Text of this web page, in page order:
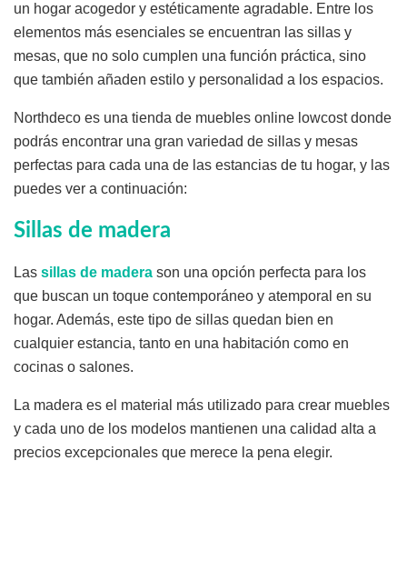
un hogar acogedor y estéticamente agradable. Entre los
elementos más esenciales se encuentran las sillas y
mesas, que no solo cumplen una función práctica, sino
que también añaden estilo y personalidad a los espacios.
Northdeco es una tienda de muebles online lowcost donde
podrás encontrar una gran variedad de sillas y mesas
perfectas para cada una de las estancias de tu hogar, y las
puedes ver a continuación:
Sillas de madera
Las sillas de madera son una opción perfecta para los
que buscan un toque contemporáneo y atemporal en su
hogar. Además, este tipo de sillas quedan bien en
cualquier estancia, tanto en una habitación como en
cocinas o salones.
La madera es el material más utilizado para crear muebles
y cada uno de los modelos mantienen una calidad alta a
precios excepcionales que merece la pena elegir.